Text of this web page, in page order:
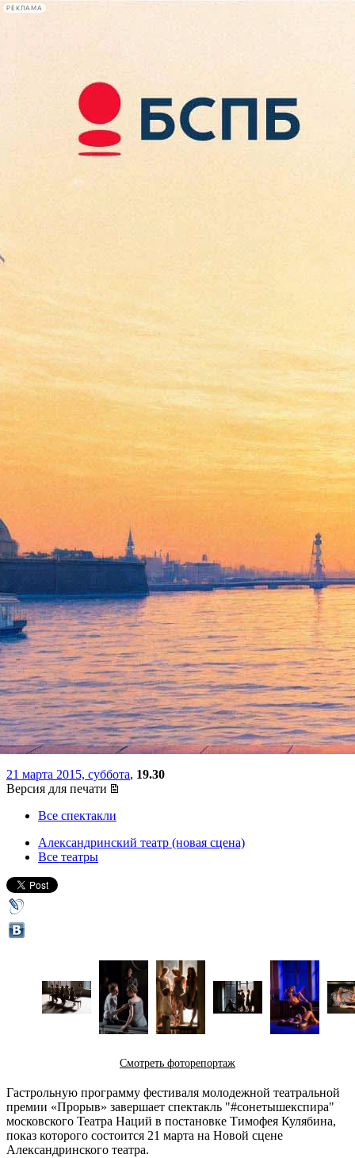
РЕКЛАМА
Сегодня:
2026.08.08
02:09
Афиша Plus
«Сонеты Шекспира»
Тимофея Кулябина покажут
на Новой сцене
Александринского театра
21 марта 2015, суббота, 19.30
Версия для печати
Все спектакли
Александринский театр (новая сцена)
Все театры
Смотреть фоторепортаж
Гастрольную программу фестиваля молодежной театральной
премии «Прорыв» завершает спектакль "#сонетышекспира"
московского Театра Наций в постановке Тимофея Кулябина,
показ которого состоится 21 марта на Новой сцене
Александринского театра.